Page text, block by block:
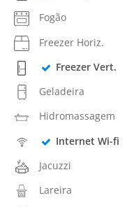
Fogão
Freezer Horiz.
Freezer Vert.
Geladeira
Hidromassagem
Internet Wi-fi
Jacuzzi
Lareira